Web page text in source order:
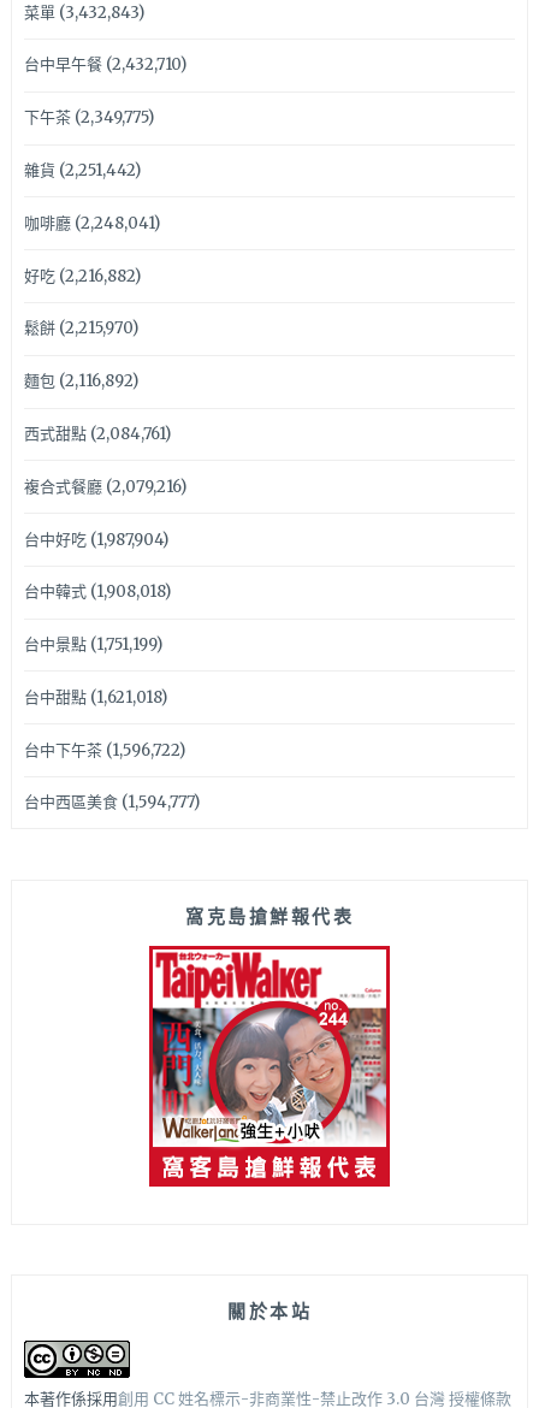
菜單(3,432,843)
台中早午餐(2,432,710)
下午茶(2,349,775)
雜貨 (2,251,442)
咖啡廳(2,248,041)
好吃(2,216,882)
鬆餅(2,215,970)
麵包(2,116,892)
西式甜點(2,084,761)
複合式餐廳(2,079,216)
台中好吃(1,987,904)
台中韓式(1,908,018)
台中景點(1,751,199)
台中甜點(1,621,018)
台中下午茶(1,596,722)
台中西區美食(1,594,777)
窩克島搶鮮報代表
關於本站
本著作係採用創用 CC 姓名標示-非商業性-禁止改作 3.0 台灣 授權條款